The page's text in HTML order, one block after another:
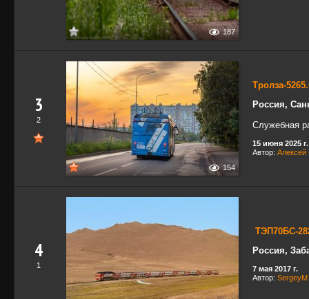
187
3
2
154
Тролза-
Россия,
Служебная
15 июня 2025 г.
Автор: Алексей
4
1
ТЭП70БС-
Россия,
7 мая 2017 г.
Автор: SergeyM